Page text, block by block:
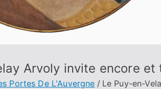
Arvoly invite encore
Portes De L'Auvergne Le Puy-en-